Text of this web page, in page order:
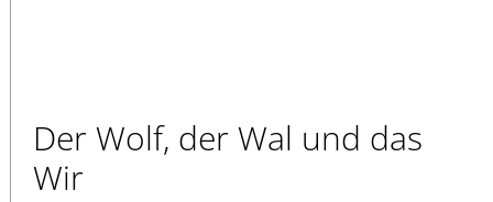
Der Wolf, der Wal und das
Wir